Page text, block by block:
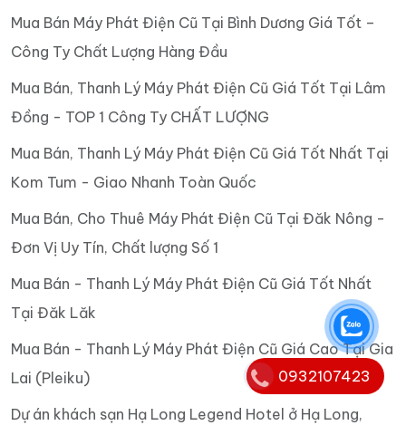
Mua Bán Máy Phát Điện Cũ Tại Bình Dương Giá Tốt –
Công Ty Chất Lượng Hàng Đầu
Mua Bán, Thanh Lý Máy Phát Điện Cũ Giá Tốt Tại Lâm
Đồng - TOP 1 Công Ty CHẤT LƯỢNG
Mua Bán, Thanh Lý Máy Phát Điện Cũ Giá Tốt Nhất Tại
Kom Tum - Giao Nhanh Toàn Quốc
Mua Bán, Cho Thuê Máy Phát Điện Cũ Tại Đăk Nông -
Đơn Vị Uy Tín, Chất lượng Số 1
Mua Bán - Thanh Lý Máy Phát Điện Cũ Giá Tốt Nhất
Tại Đăk Lăk
Mua Bán - Thanh Lý Máy Phát Điện Cũ Giá Cao Tại Gia
Lai (Pleiku)
Dự án khách sạn Hạ Long Legend Hotel ở Hạ Long,
0932107423